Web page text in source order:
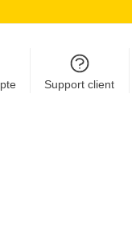
Support client